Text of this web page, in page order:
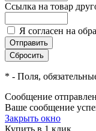
Ссылка на товар
Я согласен на
* - Поля,
Сообщение
Ваше сообщение
Закрыть окно
Купить в 1 клик